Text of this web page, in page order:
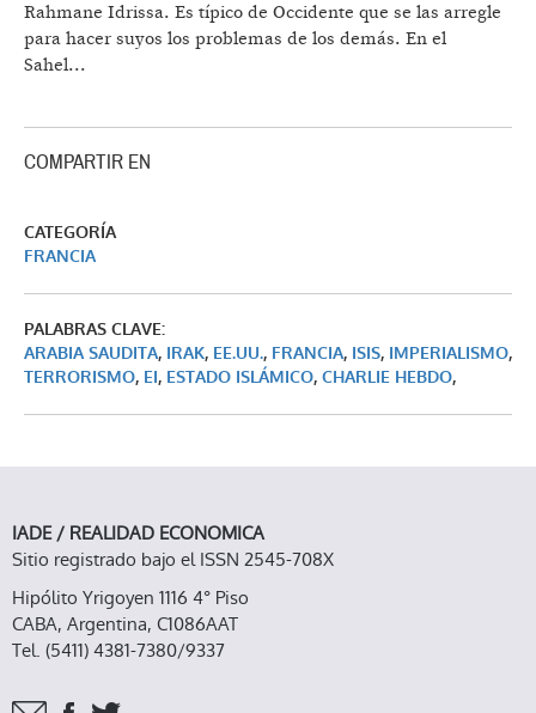
Rahmane Idrissa. Es típico de Occidente que se las arregle
para hacer suyos los problemas de los demás. En el
Sahel...
COMPARTIR EN
CATEGORÍA
FRANCIA
PALABRAS CLAVE:
ARABIA SAUDITA, IRAK, EE.UU., FRANCIA, ISIS, IMPERIALISMO,
TERRORISMO, EI, ESTADO ISLÁMICO, CHARLIE HEBDO,
IADE / REALIDAD ECONOMICA
Sitio registrado bajo el ISSN 2545-708X
Hipólito Yrigoyen 1116 4° Piso
CABA, Argentina, C1086AAT
Tel. (5411) 4381-7380/9337